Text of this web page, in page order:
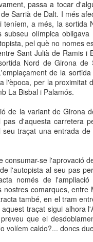
passa a tocar
Sarrià de Dalt. I més
teníem, a més, la sortida
subseu olímpica
pel què no nomes
Sant Julià de Ramis i
Nord de Girona de
de la
l'època, per la proximitat
La Bisbal i Palamós.
de la variant de Girona
pas d'aquesta carretera
traçat una entrada
consumar-se l'aprovació
l'autopista al seu pas
només de
nostres comarques, entre
també, en el tram
traçat sigui alhora
que el
volíem caldo?... doncs